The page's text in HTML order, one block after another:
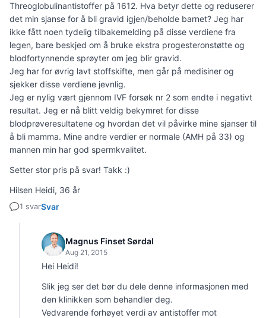
Threoglobulinantistoffer på 1612. Hva betyr dette og reduserer
det min sjanse for å bli gravid igjen/beholde barnet? Jeg har
ikke fått noen tydelig tilbakemelding på disse verdiene fra
legen, bare beskjed om å bruke ekstra progesteronstøtte og
blodfortynnende sprøyter om jeg blir gravid.
Jeg har for øvrig lavt stoffskifte, men går på medisiner og
sjekker disse verdiene jevnlig.
Jeg er nylig vært gjennom IVF forsøk nr 2 som endte i negativt
resultat. Jeg er nå blitt veldig bekymret for disse
blodprøveresultatene og hvordan det vil påvirke mine sjanser til
å bli mamma. Mine andre verdier er normale (AMH på 33) og
mannen min har god spermkvalitet.
Setter stor pris på svar! Takk :)
Hilsen Heidi, 36 år
1 svarSvar
Magnus Finset Sørdal
Aug 21, 2015
Hei Heidi!
Slik jeg ser det bør du dele denne informasjonen med
den klinikken som behandler deg.
Vedvarende forhøyet verdi av antistoffer mot